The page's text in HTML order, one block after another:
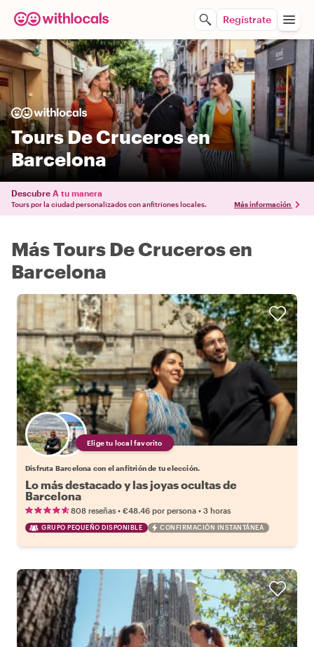
Regístrate
Tours De Cruceros en
Barcelona
Descubre A tu manera
Tours por la ciudad personalizados con anfitriones locales. Más información
Más Tours De Cruceros en
Barcelona
Elige tu local favorito
Disfruta Barcelona con el anfitrión de tu elección.
Lo más destacado y las joyas ocultas de
Barcelona
808 reseñas • €48.46 por persona • 3 horas
GRUPO PEQUEÑO DISPONIBLE CONFIRMACIÓN INSTANTÁNEA